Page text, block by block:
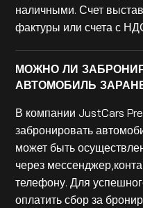
наличными. Счет
фактуры или счета с
МОЖНО ЛИ
АВТОМОБИЛЬ
В компании JustCars
забронировать
может быть
через
телефону. Для
оплатить сбор за